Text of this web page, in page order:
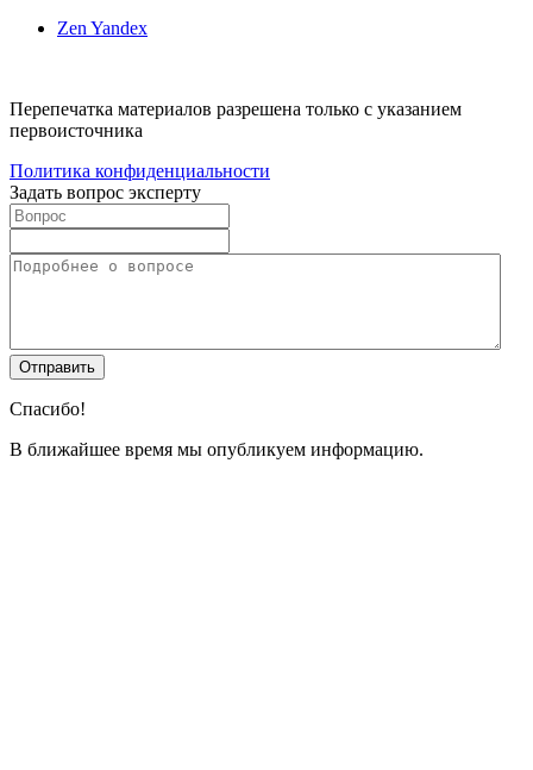
Zen Yandex
Перепечатка материалов разрешена только с указанием
первоисточника
Политика конфиденциальности
Задать вопрос эксперту
Спасибо!
В ближайшее время мы опубликуем информацию.